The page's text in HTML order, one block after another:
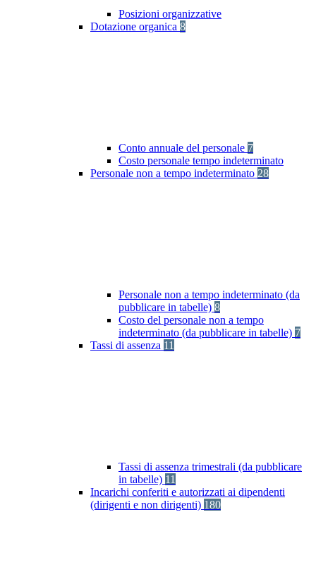
Posizioni organizzative
Dotazione organica 8
Conto annuale del personale 7
Costo personale tempo indeterminato
Personale non a tempo indeterminato 28
Personale non a tempo indeterminato (da
pubblicare in tabelle) 8
Costo del personale non a tempo
indeterminato (da pubblicare in tabelle) 7
Tassi di assenza 11
Tassi di assenza trimestrali (da pubblicare
in tabelle) 11
Incarichi conferiti e autorizzati ai dipendenti
(dirigenti e non dirigenti) 180